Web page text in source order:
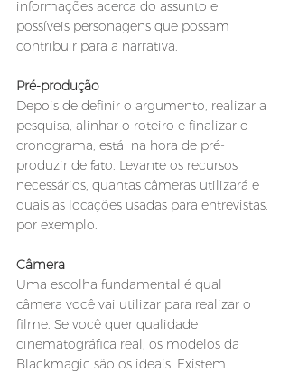
informações acerca do assunto e
possíveis personagens que possam
contribuir para a narrativa.
Pré-produção
Depois de definir o argumento, realizar a
pesquisa, alinhar o roteiro e finalizar o
cronograma, está  na hora de pré-
produzir de fato. Levante os recursos
necessários, quantas câmeras utilizará e
quais as locações usadas para entrevistas,
por exemplo.
Câmera
Uma escolha fundamental é qual
câmera você vai utilizar para realizar o
filme. Se você quer qualidade
cinematográfica real, os modelos da
Blackmagic são os ideais. Existem